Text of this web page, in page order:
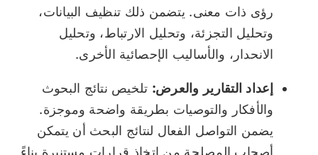
رؤى ذات معنى. يتضمن ذلك تنظيف البيانات،
وتحليل التجزئة، وتحليل الارتباط، وتحليل
الانحدار، والأساليب الإحصائية الأخرى.
إعداد التقارير والعرض: تلخيص نتائج البحوث
والأفكار والتوصيات بطريقة واضحة وموجزة.
يضمن التواصل الفعال لنتائج البحث أن يتمكن
أصحاب المصلحة من اتخاذ قرارات مستنيرة بناءً